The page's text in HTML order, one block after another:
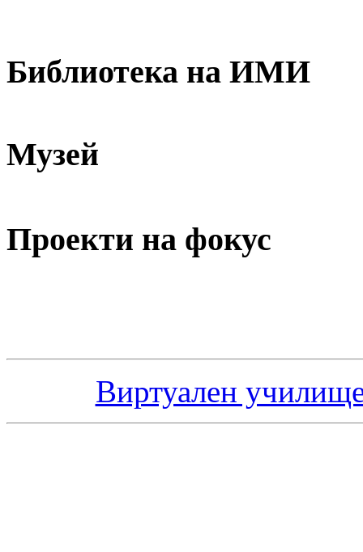
Библиотека на ИМИ
Музей
Проекти на фокус
Виртуален